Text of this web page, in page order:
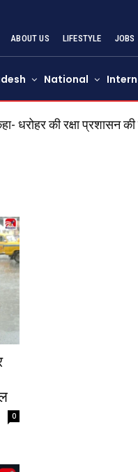
ABOUT US LIFESTYLE JOBS
National
की रक्षा प्रशासन की
पकड़ा गया
0